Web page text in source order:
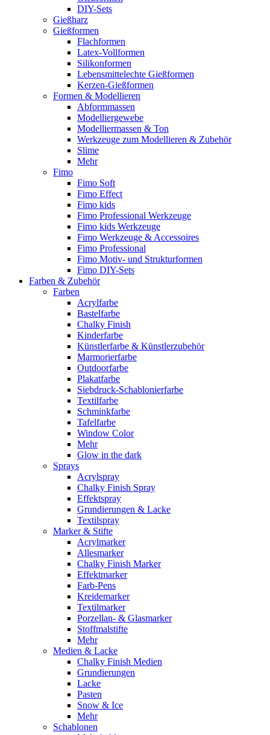
DIY-Sets
Gießharz
Gießformen
Flachformen
Latex-Vollformen
Silikonformen
Lebensmittelechte Gießformen
Kerzen-Gießformen
Formen & Modellieren
Abformmassen
Modelliergewebe
Modelliermassen & Ton
Werkzeuge zum Modellieren & Zubehör
Slime
Mehr
Fimo
Fimo Soft
Fimo Effect
Fimo kids
Fimo Professional Werkzeuge
Fimo kids Werkzeuge
Fimo Werkzeuge & Accessoires
Fimo Professional
Fimo Motiv- und Strukturformen
Fimo DIY-Sets
Farben & Zubehör
Farben
Acrylfarbe
Bastelfarbe
Chalky Finish
Kinderfarbe
Künstlerfarbe & Künstlerzubehör
Marmorierfarbe
Outdoorfarbe
Plakatfarbe
Siebdruck-Schablonierfarbe
Textilfarbe
Schminkfarbe
Tafelfarbe
Window Color
Mehr
Glow in the dark
Sprays
Acrylspray
Chalky Finish Spray
Effektspray
Grundierungen & Lacke
Textilspray
Marker & Stifte
Acrylmarker
Allesmarker
Chalky Finish Marker
Effektmarker
Farb-Pens
Kreidemarker
Textilmarker
Porzellan- & Glasmarker
Stoffmalstifte
Mehr
Medien & Lacke
Chalky Finish Medien
Grundierungen
Lacke
Pasten
Snow & Ice
Mehr
Schablonen